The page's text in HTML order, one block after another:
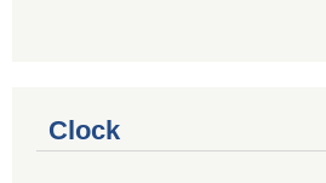
Clock